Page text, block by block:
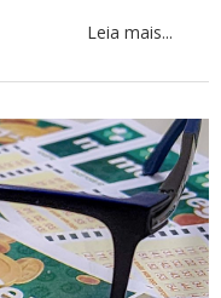
Leia mais...